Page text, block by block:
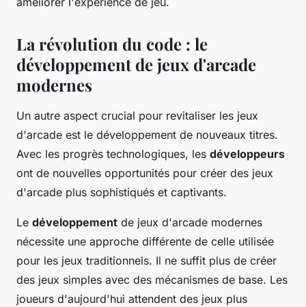
La révolution du code : le
développement de jeux d'arcade
modernes
Un autre aspect crucial pour revitaliser les jeux
d'arcade est le développement de nouveaux titres.
Avec les progrès technologiques, les développeurs
ont de nouvelles opportunités pour créer des jeux
d'arcade plus sophistiqués et captivants.
Le développement de jeux d'arcade modernes
nécessite une approche différente de celle utilisée
pour les jeux traditionnels. Il ne suffit plus de créer
des jeux simples avec des mécanismes de base. Les
joueurs d'aujourd'hui attendent des jeux plus